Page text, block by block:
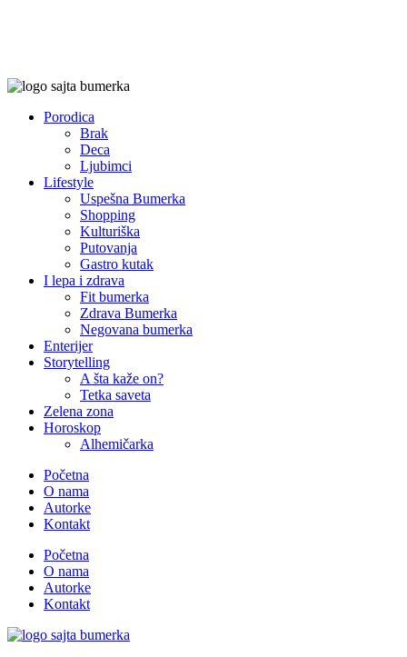
Porodica
Brak
Deca
Ljubimci
Lifestyle
Uspešna Bumerka
Shopping
Kulturiška
Putovanja
Gastro kutak
I lepa i zdrava
Fit bumerka
Zdrava Bumerka
Negovana bumerka
Enterijer
Storytelling
A šta kaže on?
Tetka saveta
Zelena zona
Horoskop
Alhemičarka
Početna
O nama
Autorke
Kontakt
Početna
O nama
Autorke
Kontakt